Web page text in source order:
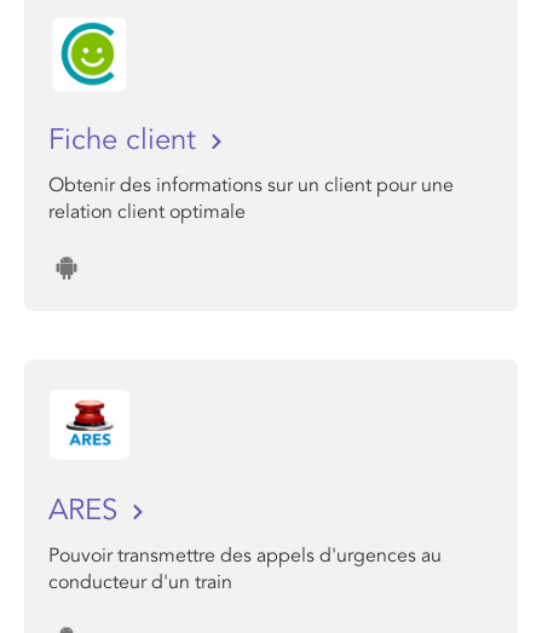
Fiche client
Obtenir des informations sur un client pour une
relation client optimale
ARES
Pouvoir transmettre des appels d'urgences au
conducteur d'un train